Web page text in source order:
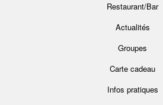
Restaurant/Bar
Actualités
Groupes
Carte cadeau
Infos pratiques